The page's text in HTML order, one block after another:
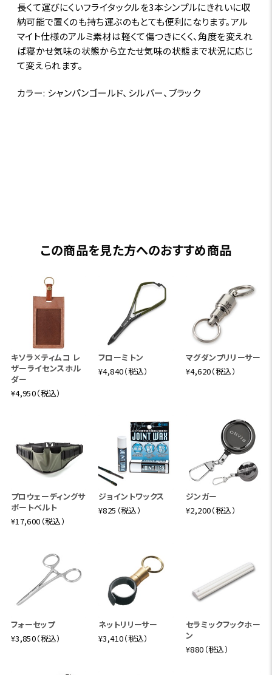
長くて運びにくいフライタックルを3本シンプルにきれいに収
納可能で置くのも持ち運ぶのもとても便利になります。アル
マイト仕様のアルミ素材は軽くて傷つきにくく、角度を変えれ
ば寝かせ気味の状態から立たせ気味の状態まで状況に応じ
て変えられます。
カラー: シャンパンゴールド、シルバー、ブラック
この商品を見た方へのおすすめ商品
キソラ×ティムコ レ
ザーライセンスホル
ダー
¥4,950（税込）
フローミトン
¥4,840（税込）
マグダンプリリーサー
¥4,620（税込）
プロウェーディングサ
ポートベルト
¥17,600（税込）
ジョイントワックス
¥825（税込）
ジンガー
¥2,200（税込）
フォーセップ
¥3,850（税込）
ネットリリーサー
¥3,410（税込）
セラミックフックホー
ン
¥880（税込）